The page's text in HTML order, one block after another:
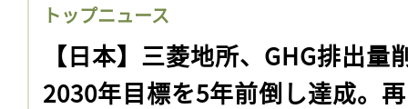
トップニュース
【日本】三菱地所、GHG排出量
2030年目標を5年前倒し達成。